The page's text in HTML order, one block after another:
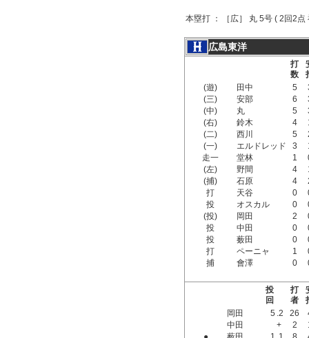
本塁打 ： ［広］ 丸 5号 ( 2回2点
広島東洋
打
数
(遊)
田中 5
(三)
安部 6
(中)
丸 5
(右)
鈴木 4
(二)
西川 5
(一)
エルドレッド 3
走一
堂林 1
(左)
野間 4
(捕)
石原 4
打
天谷 0
投
オスカル 0
(投)
岡田 2
投
中田 0
投
薮田 0
打
ペーニャ 1
捕
會澤 0
投
回
打
者
岡田
5 .2 26
中田
+ 2